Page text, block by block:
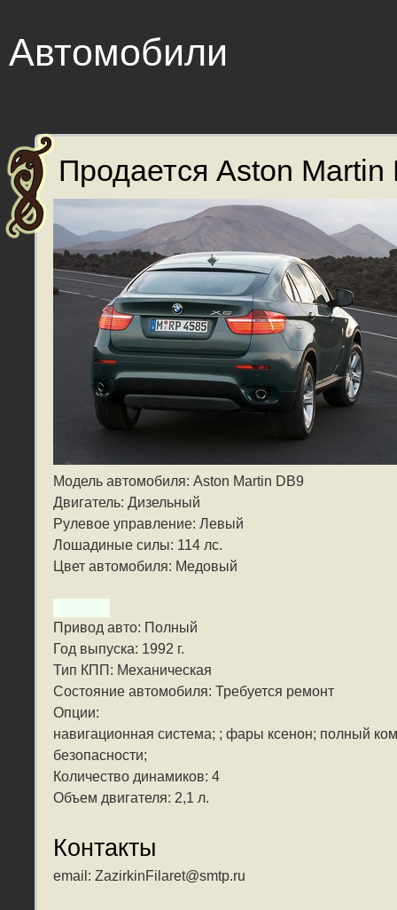
Автомобили
Продается Aston Martin
Модель автомобиля: Aston Martin DB9
Двигатель: Дизельный
Рулевое управление: Левый
Лошадиные силы: 114 лс.
Цвет автомобиля: Медовый
Привод авто: Полный
Год выпуска: 1992 г.
Тип КПП: Механическая
Состояние автомобиля: Требуется ремонт
Опции:
навигационная система; ; фары ксенон; полный
безопасности;
Количество динамиков: 4
Объем двигателя: 2,1 л.
Контакты
email: ZazirkinFilaret@smtp.ru